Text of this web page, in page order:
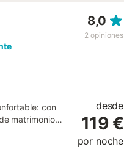
8,0
2 opiniones
con
matrimonio
WC. Aire
desde
119 €
por noche